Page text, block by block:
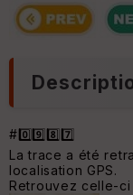
#0️⃣9️⃣8️⃣7️⃣
La trace a été
localisation GPS.
Retrouvez celle-ci